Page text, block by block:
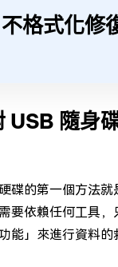
格式化修
USB 隨身
碟的第一個方法就
要依賴任何工具，
能」來進行資料的